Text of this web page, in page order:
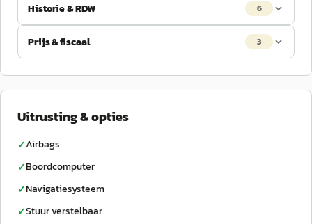
Historie & RDW 6
Prijs & fiscaal 3
Uitrusting & opties
✓Airbags
✓Boordcomputer
✓Navigatiesysteem
✓Stuur verstelbaar